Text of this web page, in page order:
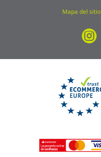
Mapa del sitio